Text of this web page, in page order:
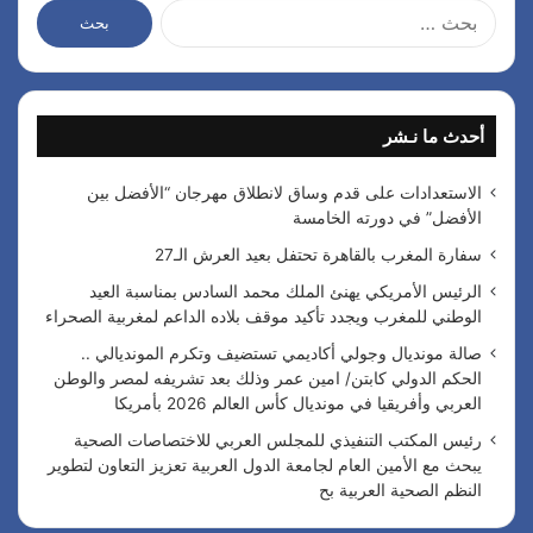
ن
:
أحدث ما نـشر
الاستعدادات على قدم وساق لانطلاق مهرجان “الأفضل بين
الأفضل” في دورته الخامسة
سفارة المغرب بالقاهرة تحتفل بعيد العرش الـ27
الرئيس الأمريكي يهنئ الملك محمد السادس بمناسبة العيد
الوطني للمغرب ويجدد تأكيد موقف بلاده الداعم لمغربية الصحراء
صالة مونديال وجولي أكاديمي تستضيف وتكرم المونديالي ..
الحكم الدولي كابتن/ امين عمر وذلك بعد تشريفه لمصر والوطن
العربي وأفريقيا في مونديال كأس العالم 2026 بأمريكا
رئيس المكتب التنفيذي للمجلس العربي للاختصاصات الصحية
يبحث مع الأمين العام لجامعة الدول العربية تعزيز التعاون لتطوير
النظم الصحية العربية بح